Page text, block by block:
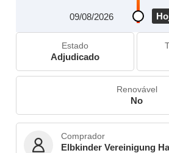
09/08/2026
Estado
Adjudicado
Renovável
No
Comprador
Elbkinder Vereinigung